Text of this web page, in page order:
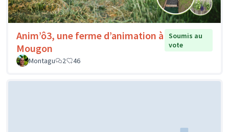
Anim’ô3, une ferme d’animation à
Mougon
Soumis au
vote
Montagu
2 46